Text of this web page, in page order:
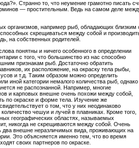
Странно то, что неумение грамотно писать
— простительным. Ведь на самом деле
организмов, например рыб, обладающих близким
скрещиваться между собой и
на собственных родителей.
понятны и ничего особенного в определении
с того, что большинство из нас способно
признакам рыб. Достаточно обратить
их расположение, на окраску тела рыбы,
и т.д. Таким образом можно определить
иной категории немалого количества рыб, однако
не распознанной. Например, многие
и карповых внешне очень похожи между собой,
по окраске и форме тела. Изучение же
о том, что у них неодинаково
чешуи и лучей в плавниках. Кроме того,
географических областях, называемых
никогда не скрещиваются между собой. Очень
два внешне неразличимых вида, проживающих на
Это объясняется именно тем, что во время
своих партнеров по окраске.